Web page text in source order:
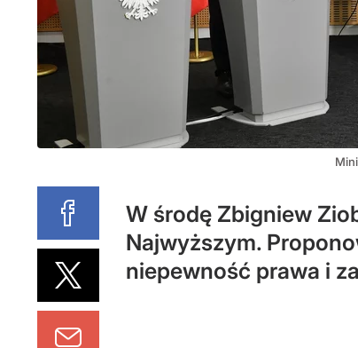
W środę Zbigniew
Najwyższym.
niepewność prawa i